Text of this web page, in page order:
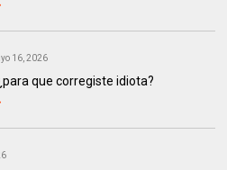
16, 2026
que corregiste idiota?